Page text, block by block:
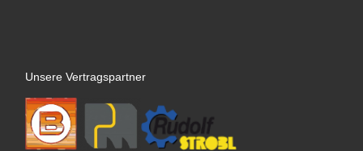
Unsere Vertragspartner